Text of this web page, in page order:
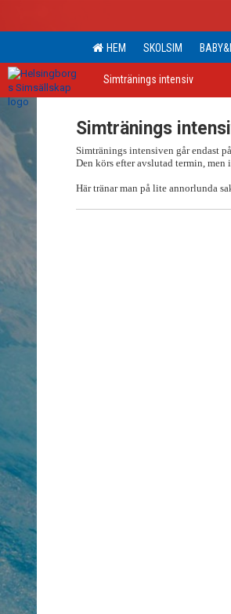
HEM SKOLSIM
Simtränings intensiv
Simtränings
Simtränings intensiven går endast
Den körs efter avslutad termin,
Här tränar man på lite annorlunda